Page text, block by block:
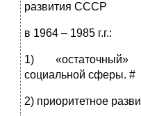
развития СССР
в 1964 – 1985 г.г.:
1) «остаточный»
социальной сферы. #
2) приоритетное